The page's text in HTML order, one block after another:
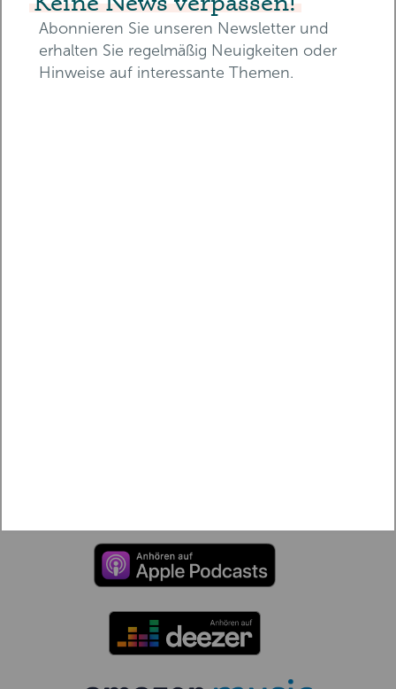
Abonnieren Sie unseren Newsletter und
erhalten Sie regelmäßig Neuigkeiten oder
Hinweise auf interessante Themen.